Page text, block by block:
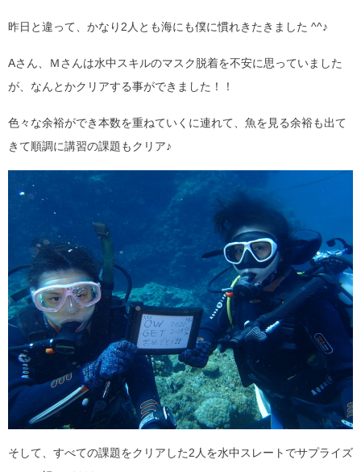
昨日と違って、かなり2人とも海にも僕に慣れきたきました ^^♪
Aさん、Ｍさんは水中スキルのマスク脱着を不安に思っていました
が、なんとかクリアする事ができました！！
色々な余裕ができ本数を重ねていくに連れて、魚を見る余裕も出て
きて順調に講習の課題もクリア♪
そして、すべての課題をクリアした2人を水中スレートでサプライズ